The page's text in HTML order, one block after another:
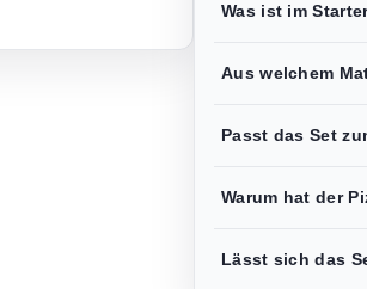
Was ist im
Aus welchem
Passt das Set
Warum hat der
Lässt sich das